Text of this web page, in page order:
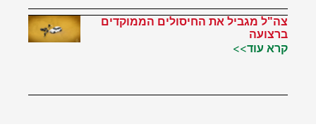
צה"ל מגביל את החיסולים הממוקדים
ברצועה
קרא עוד>>